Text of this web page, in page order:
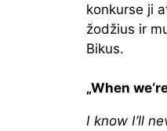
konkurse ji
žodžius ir
Bikus.
„When
I know I’ll